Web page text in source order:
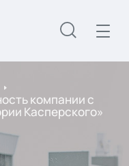
компании с
Касперского»